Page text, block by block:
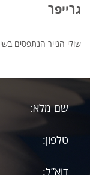
גרייפר
שולי הנייר הנתפסים